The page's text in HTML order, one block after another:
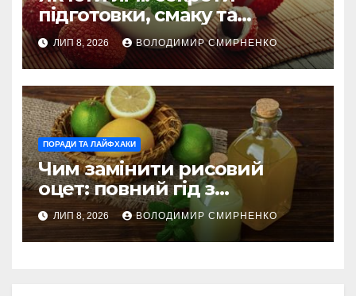
підготовки, смаку та
корисного вживання
ЛИП 8, 2026 ВОЛОДИМИР СМИРНЕНКО
ПОРАДИ ТА ЛАЙФХАКИ
Чим замінити рисовий
оцет: повний гід з
альтернативами
ЛИП 8, 2026 ВОЛОДИМИР СМИРНЕНКО